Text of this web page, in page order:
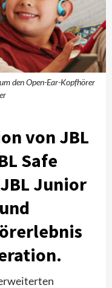
den Open-Ear-Kopfhörer
von JBL
Safe
Junior